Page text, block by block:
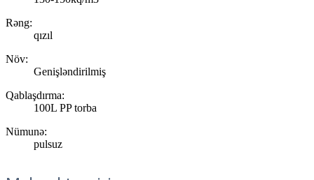
Rəng:
qızıl
Növ:
Genişləndirilmiş
Qablaşdırma:
100L PP torba
Nümunə:
pulsuz